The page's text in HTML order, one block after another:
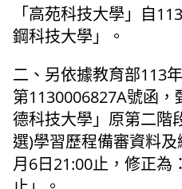
「高苑科技大學」自
鋼科技大學」。
二、另依據教育部113
第1130006827A號函
德科技大學」原第二階
選)學習歷程備審資料
月6日21:00止，修正為